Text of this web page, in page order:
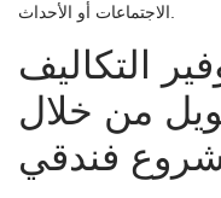
الاجتماعات أو الأحداث.
التكاليف
من خلال
فندقي